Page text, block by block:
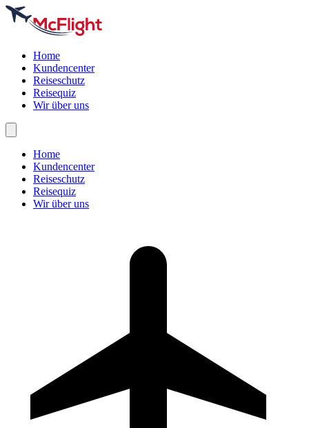
Home
Kundencenter
Reiseschutz
Reisequiz
Wir über uns
Home
Kundencenter
Reiseschutz
Reisequiz
Wir über uns